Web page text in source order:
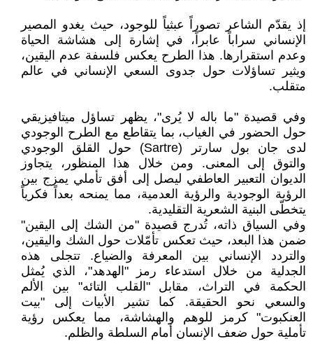
إذ يقدّم الشاعر تصوراً عبثياً للوجود، حيث يغدو المصير
الإنساني سراباً عابراً، في إشارة إلى هشاشة الحياة
وعدم استقرارها. هذا الطرح يعكس فلسفة عدم اليقين،
ويثير تساؤلات حول جدوى السعي الإنساني في عالم
متقلب.
وفي قصيدة "ما باله لا يُرى"، يظهر تساؤل ميتافيزيقي
حول الحضور في الغياب، بما يتقاطع مع الطرح الوجودي
لدى جان بول سارتر (Sartre) حول القلق الوجودي
والتوق إلى المعنى. ومن خلال هذا المنظور، يتجاوز
الديوان التعبير العاطفي ليصل إلى أفق تأملي يمزج بين
الرؤية الوجودية والرؤية العدمية، مما يمنحه بعداً فكرياً
يتخطّى البنية الشعرية التقليدية.
وفي السياق ذاته، تُدرج قصيدة "من الشك إلى اليقين"
ضمن هذا البعد، حيث تعكس تأمّلات حول الشك واليقين،
والتردد الإنساني بين المعرفة والضياع. تتجلى هذه
الجدلية من خلال استدعاء رمز "الهدهد"، الذي يُمثل
الحكمة في التراث، مقابل "القلب التائه" بين الألم
والسعي نحو الحقيقة. كما تشير الأبيات إلى "بيت
العنكبوت" كرمز للوهم والهشاشة، مما يعكس رؤية
تأملية حول ضعف الإنسان أمام السلطة والظلم.